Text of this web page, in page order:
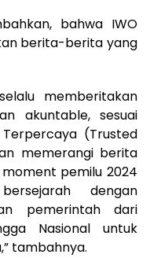
bahwa IWO
berita-berita yang
memberitakan
akuntable, sesuai
(Trusted
memerangi berita
pemilu 2024
dengan
pemerintah dari
Nasional untuk
tambahnya.